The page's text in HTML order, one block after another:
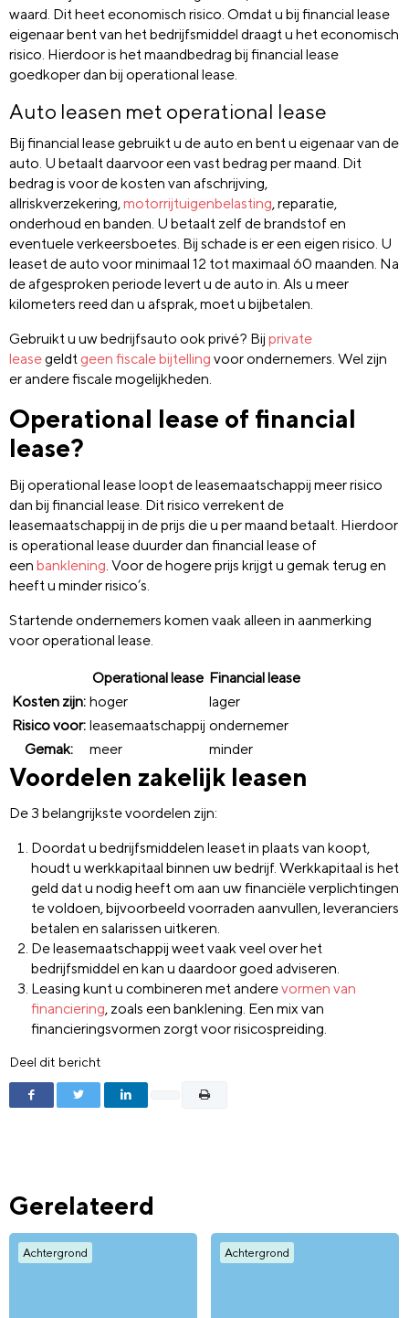
waard. Dit heet economisch risico. Omdat u bij financial lease
eigenaar bent van het bedrijfsmiddel draagt u het economisch
risico. Hierdoor is het maandbedrag bij financial lease
goedkoper dan bij operational lease.
Auto leasen met operational lease
Bij financial lease gebruikt u de auto en bent u eigenaar van de
auto. U betaalt daarvoor een vast bedrag per maand. Dit
bedrag is voor de kosten van afschrijving,
allriskverzekering,motorrijtuigenbelasting, reparatie,
onderhoud en banden. U betaalt zelf de brandstof en
eventuele verkeersboetes. Bij schade is er een eigen risico. U
leaset de auto voor minimaal 12 tot maximaal 60 maanden. Na
de afgesproken periode levert u de auto in. Als u meer
kilometers reed dan u afsprak, moet u bijbetalen.
Gebruikt u uw bedrijfsauto ook privé? Bij private
leasegeldt geen fiscale bijtelling voor ondernemers. Wel zijn
er andere fiscale mogelijkheden.
Operational lease of financial
lease?
Bij operational lease loopt de leasemaatschappij meer risico
dan bij financial lease. Dit risico verrekent de
leasemaatschappij in de prijs die u per maand betaalt. Hierdoor
is operational lease duurder dan financial lease of
een banklening . Voor de hogere prijs krijgt u gemak terug en
heeft u minder risico’s.
Startende ondernemers komen vaak alleen in aanmerking
voor operational lease.
Operational lease Financial lease
Kosten zijn: hoger
lager
Risico voor: leasemaatschappij ondernemer
Gemak:
meer minder
Voordelen zakelijk leasen
De 3 belangrijkste voordelen zijn:
Doordat u bedrijfsmiddelen leaset in plaats van koopt,
houdt u werkkapitaal binnen uw bedrijf. Werkkapitaal is het
geld dat u nodig heeft om aan uw financiële verplichtingen
te voldoen, bijvoorbeeld voorraden aanvullen, leveranciers
betalen en salarissen uitkeren.
De leasemaatschappij weet vaak veel over het
bedrijfsmiddel en kan u daardoor goed adviseren.
Leasing kunt u combineren met anderevormen van
financiering, zoals een banklening. Een mix van
financieringsvormen zorgt voor risicospreiding.
Deel dit bericht
Gerelateerd
Achtergrond Achtergrond